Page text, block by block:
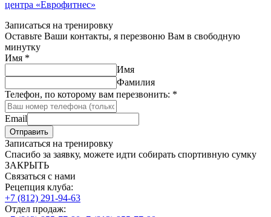
центра «Еврофитнес»
Записаться на тренировку
Оставьте Ваши контакты, я перезвоню Вам в свободную
минутку
Имя *
Имя
Фамилия
Телефон, по которому вам перезвонить: *
Email
Отправить
Записаться на тренировку
Спасибо за заявку, можете идти собирать спортивную сумку
ЗАКРЫТЬ
Связаться с нами
Рецепция клуба:
+7 (812) 291-94-63
Отдел продаж: